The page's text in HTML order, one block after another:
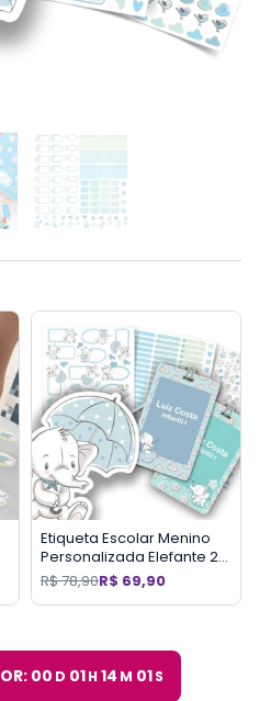
Etiqueta Escolar Menino
Personalizada Elefante 2
TagsMochila
R$78,90R$ 69,90
00 D 01H 14 M 00S